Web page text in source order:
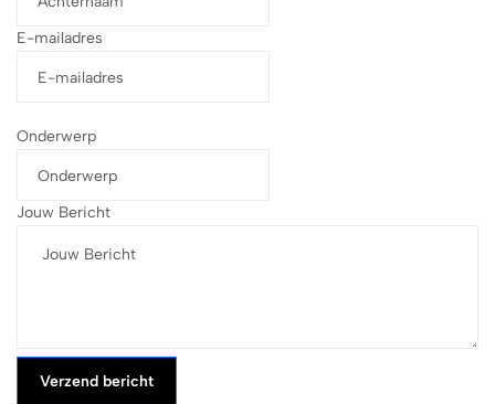
E-mailadres
Onderwerp
Jouw Bericht
Verzend bericht